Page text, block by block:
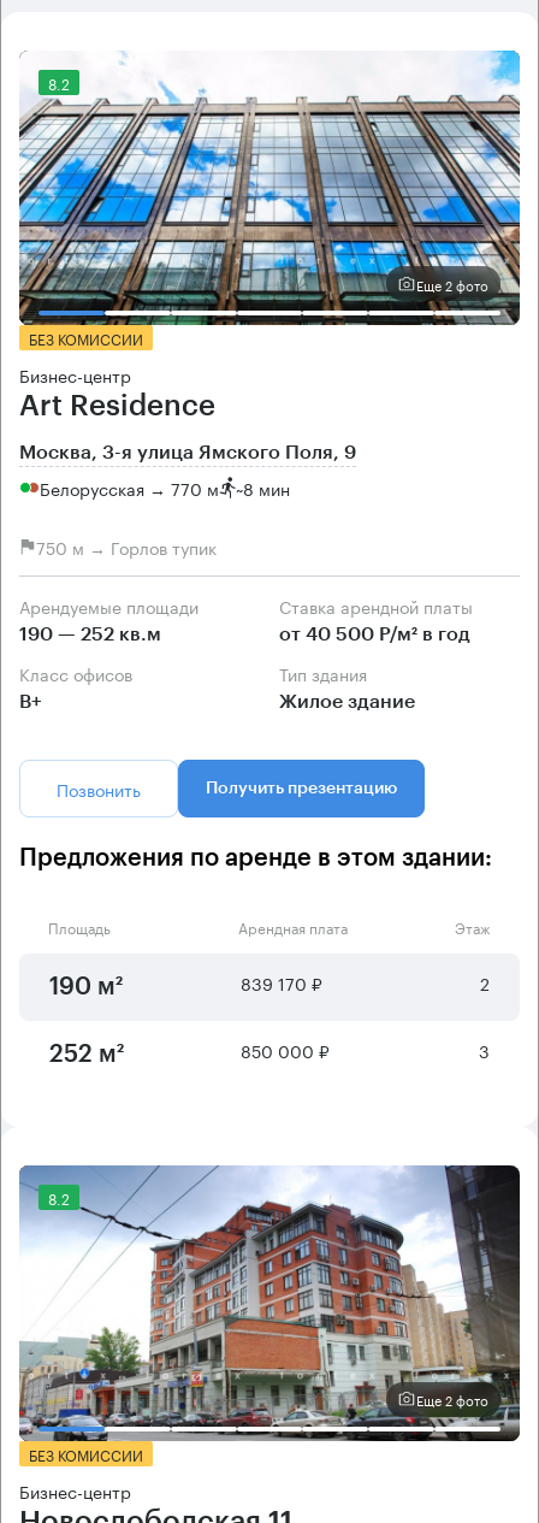
8.2
Еще 2 фото
БЕЗ КОМИССИИ
Бизнес-центр
Art Residence
Москва, 3-я улица Ямского Поля, 9
Белорусская → 770 м ~8 мин
750 м → Горлов тупик
Арендуемые площади
190 — 252 кв.м
Ставка арендной платы
от 40 500 Р/м² в год
Класс офисов
B+
Тип здания
Жилое здание
Позвонить Получить презентацию
Предложения по аренде в этом здании:
Площадь Арендная плата Этаж
190 м² 839 170 ₽ 2
252 м² 850 000 ₽ 3
8.2
Еще 2 фото
БЕЗ КОМИССИИ
Бизнес-центр